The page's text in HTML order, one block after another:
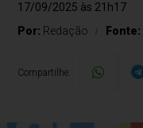
17/09/2025 às 21h17
Por: Redação Fonte:
Compartilhe: